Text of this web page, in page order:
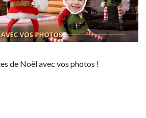
de Noël avec vos photos !